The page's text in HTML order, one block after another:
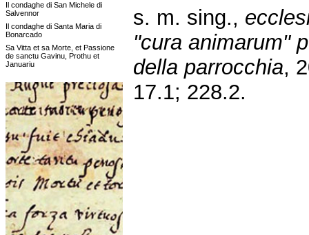
Il condaghe di San Michele di
Salvennor
Il condaghe di Santa Maria di
Bonarcado
Sa Vitta et sa Morte, et Passione
de sanctu Gavinu, Prothu et
Januariu
s. m. sing.,
"cura animarum"
della parrocchia,
17.1; 228.2.